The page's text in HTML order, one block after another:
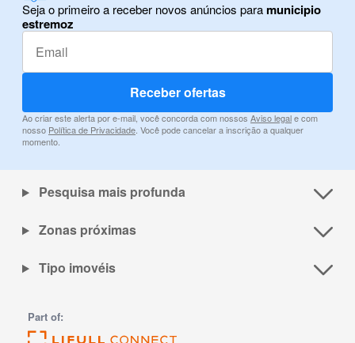
Seja o primeiro a receber novos anúncios paramunicipio
estremoz
Receber ofertas
Ao criar este alerta por e-mail, você concorda com nossos Aviso legale com
nosso Política de Privacidade. Você pode cancelar a inscrição a qualquer
momento.
Pesquisa mais profunda
Zonas próximas
Tipo imovéis
Part of: